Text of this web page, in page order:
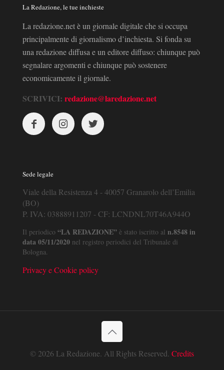
La Redazione, le tue inchieste
La redazione.net è un giornale digitale che si occupa
principalmente di giornalismo d’inchiesta. Si fonda su
una redazione diffusa e un editore diffuso: chiunque può
segnalare argomenti e chiunque può sostenere
economicamente il giornale.
SCRIVICI: redazione@laredazione.net
Sede legale
Viale della Resistenza 4 - 40057 Granarolo dell’Emilia
(BO)
P. IVA: 03888911207 - CF: LCNDNL70T46A944O
Il periodico “LA REDAZIONE” è stato iscritto al n.8548 in
data 05/11/2020 nel registro periodici del Tribunale di
Bologna.
Privacy e Cookie policy
© 2026 La Redazione. All Rights Reserved. Credits